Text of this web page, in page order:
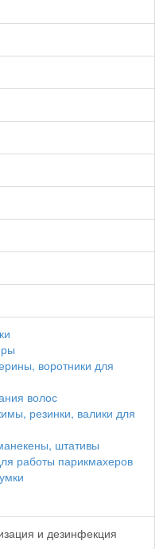
воротники для
волос
резинки, валики для
штативы
работы парикмахеров
и дезинфекция